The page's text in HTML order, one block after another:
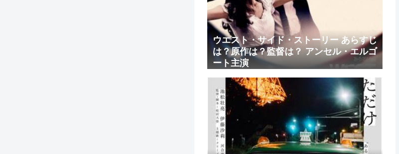
ウエスト・サイド・ストーリー あらすじ
は？原作は？監督は？ アンセル・エルゴ
ート主演